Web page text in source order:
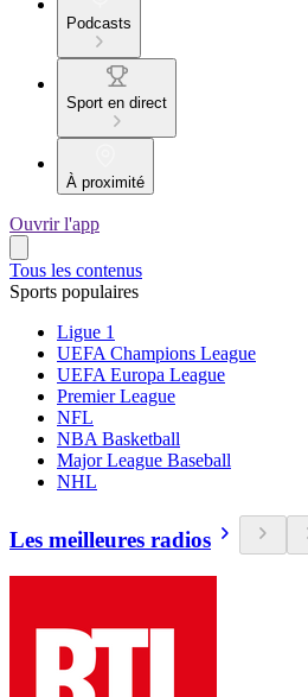
Podcasts
Sport en direct
À proximité
Ouvrir l'app
Tous les contenus
Sports populaires
Ligue 1
UEFA Champions League
UEFA Europa League
Premier League
NFL
NBA Basketball
Major League Baseball
NHL
Les meilleures radios